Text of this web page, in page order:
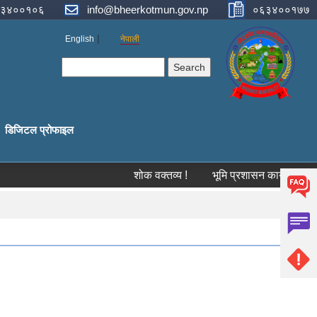
info@bheerkotmun.gov.np ०६३४००१७७
English नेपाली
डिजिटल प्रोफाइल
शोक वक्तव्य ! भूमि प्रशासन कार्यालय,